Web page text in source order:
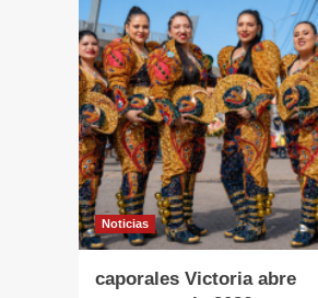
Noticias
caporales Victoria abre